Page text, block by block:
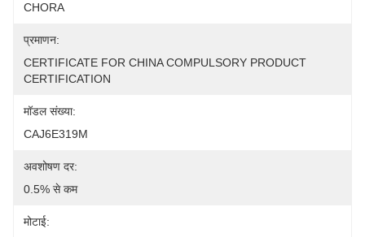
CHORA
प्रमाणन:
CERTIFICATE FOR CHINA COMPULSORY PRODUCT
CERTIFICATION
मॉडल संख्या:
CAJ6E319M
अवशोषण दर:
0.5% से कम
मोटाई: